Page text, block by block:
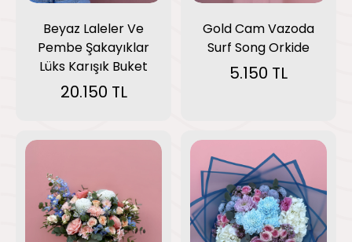
Beyaz Laleler Ve
Pembe Şakayıklar
Lüks Karışık Buket
20.150 TL
Gold Cam Vazoda
Surf Song Orkide
5.150 TL